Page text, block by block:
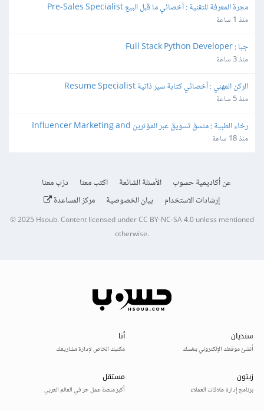
مجرة المعرفة للتقنية : أخصائي ما قبل البيع Pre-Sales Specialist
منذ 1 ساعة
جبا : Full Stack Python Developer
منذ 3 ساعة
الركن المهني : أخصائي كتابة سير ذاتية Resume Specialist
منذ 5 ساعة
Production Coordinator
منذ 18 ساعة
عن أكاديمية حسوب الأسئلة الشائعة اكتب معنا
درّب معنا
إرشادات الاستخدام
بيان الخصوصية مركز المساعدة
© 2025 Hsoub.Content licensed underCC BY-NC-SA 4.0unless mentioned
otherwise.